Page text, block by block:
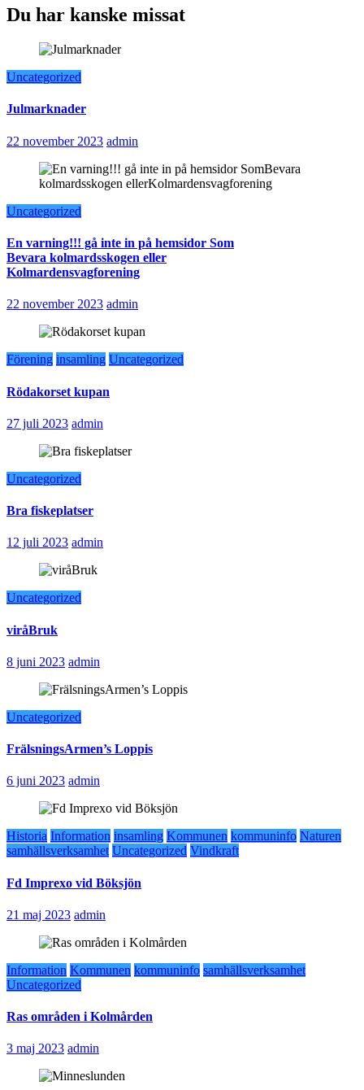
Du har kanske missat
Uncategorized
Julmarknader
22 november 2023 admin
Uncategorized
En varning!!! gå inte in på hemsidor Som
Bevara kolmardsskogen eller
Kolmardensvagforening
22 november 2023 admin
Förening insamling Uncategorized
Rödakorset kupan
27 juli 2023 admin
Uncategorized
Bra fiskeplatser
12 juli 2023 admin
Uncategorized
viråBruk
8 juni 2023 admin
Uncategorized
FrälsningsArmen’s Loppis
6 juni 2023 admin
Historia Information insamling Kommunen kommuninfo Naturen
samhällsverksamhet Uncategorized Vindkraft
Fd Imprexo vid Böksjön
21 maj 2023 admin
Information Kommunen kommuninfo samhällsverksamhet
Uncategorized
Ras områden i Kolmården
3 maj 2023 admin